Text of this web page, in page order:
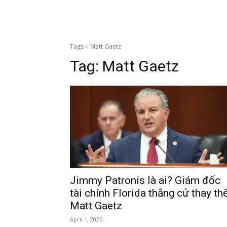
Tags Matt Gaetz
Tag: Matt Gaetz
Jimmy Patronis là ai? Giám đốc
tài chính Florida thắng cử thay
Matt Gaetz
April 1, 2025